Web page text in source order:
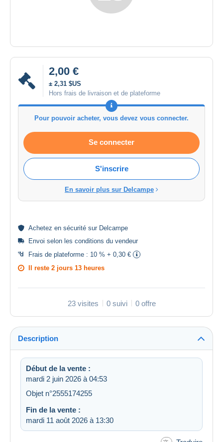
2,00 €
± 2,31 $US
Hors frais de livraison et de plateforme
Pour pouvoir acheter, vous devez vous connecter.
Se connecter
S'inscrire
En savoir plus sur Delcampe
Achetez en sécurité sur Delcampe
Envoi selon les conditions du vendeur
Frais de plateforme : 10 % + 0,30 €
Il reste 2 jours 13 heures
23 visites 0 suivi 0 offre
Description
Début de la vente :
mardi 2 juin 2026 à 04:53
Objet n°2555174255
Fin de la vente :
mardi 11 août 2026 à 13:30